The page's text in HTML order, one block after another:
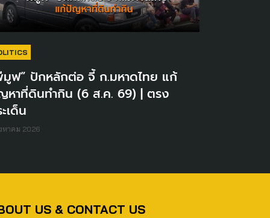
มูฟ” ปักหลักต่อ จี้ ก.มหาดไทย แก้
หาที่ดินทำกิน (6 ส.ค. 69) | ตรง
เด็น
หาคม 2026
US & CONTACT US